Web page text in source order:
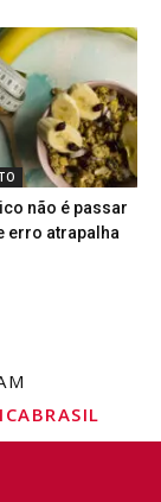
não é passar
erro atrapalha